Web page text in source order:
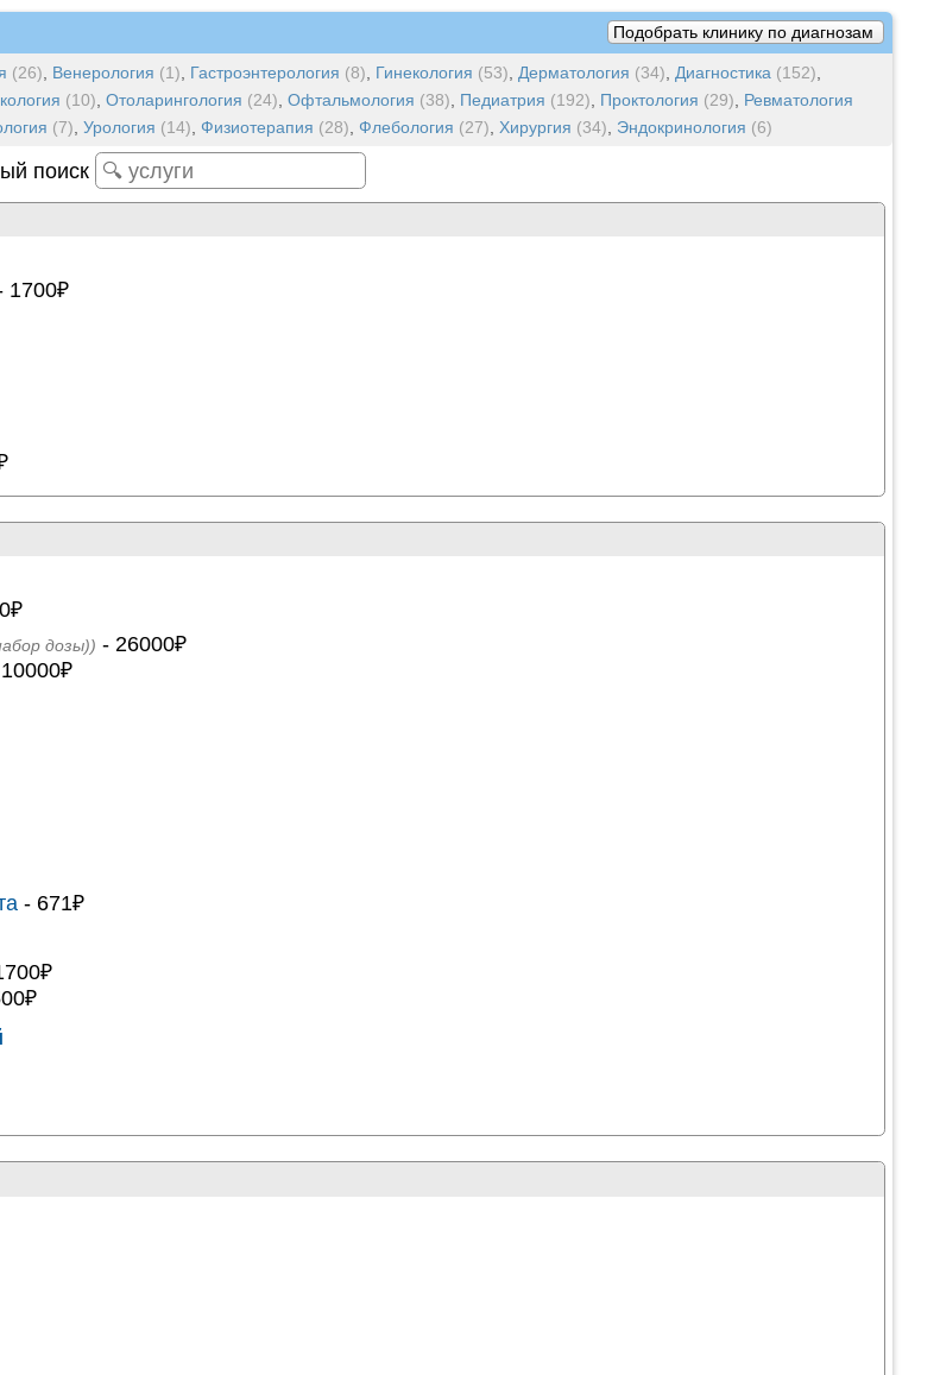
Подобрать клинику по диагнозам
(26) Венерология (1) Гастроэнтерология (8) Гинекология (53) Дерматология (34) Диагностика (152)
(10) Отоларингология (24) Офтальмология (38) Педиатрия (192) Проктология (29)
Ревматология
(7) Урология (14) Физиотерапия (28) Флебология (27) Хирургия (34) Эндокринология (6)
поиск
1700₽
дозы)) - 26000₽
- 671₽